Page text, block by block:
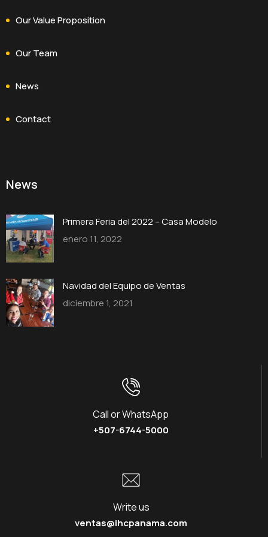
Our Value Proposition
Our Team
News
Contact
News
Primera Feria del 2022 – Casa Modelo
enero 11, 2022
Navidad del Equipo de Ventas
diciembre 1, 2021
Call or WhatsApp
+507-6744-5000
Write us
ventas@ihcpanama.com